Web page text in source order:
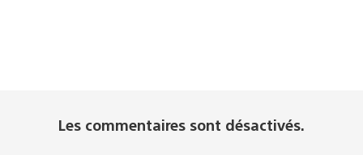
Les commentaires sont désactivés.